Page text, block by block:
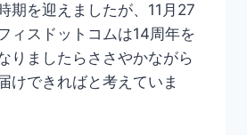
期を迎えましたが、11月27
ィスドットコムは14周年を
りましたらささやかながら
けできればと考えていま